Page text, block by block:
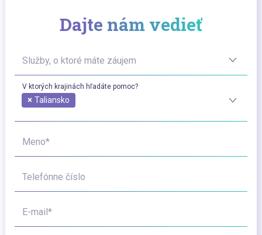
Dajte nám vedieť
Služby, o ktoré máte záujem
V ktorých krajinách hľadáte pomoc?
× Taliansko
Meno*
Telefónne číslo
E-mail*